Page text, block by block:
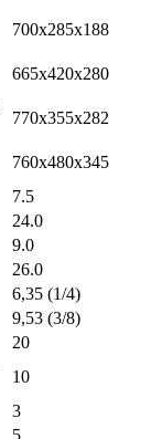
700x285x188
665x420x280
770x355x282
760x480x345
7.5
24.0
9.0
26.0
6,35 (1/4)
9,53 (3/8)
20
10
3